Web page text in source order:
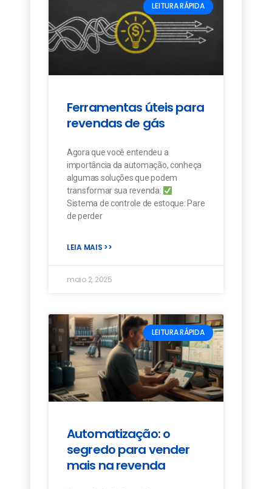
LEITURA RÁPIDA
Ferramentas úteis para
revendas de gás
Agora que você entendeu a
importância da automação, conheça
algumas soluções que podem
transformar sua revenda:
Sistema de controle de estoque: Pare
de perder
LEIA MAIS >>
maio 2, 2025
LEITURA RÁPIDA
Automatização: o
segredo para vender
mais na revenda